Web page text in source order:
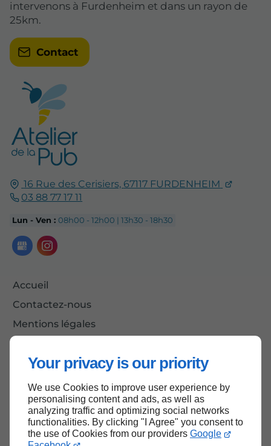
Your privacy is our priority
We use Cookies to improve user experience by
personalising content and ads, as well as
analyzing traffic and optimizing social networks
functionalities. By clicking "I Agree" you consent to
the use of Cookies from our providers Google
16 Rue des Cerisiers, 67117 FURDENHEIM
03 88 77 17 11
Lun - Ven :08h00 - 12h00 | 13h30 - 18h30
Accueil
Contactez-nous
Mentions légales
intervenons à Furdenheim et dans un rayon de
25km.
Contact
Haut de page